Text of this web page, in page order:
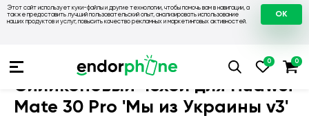
Этот сайт использует куки-файлы и другие технологии, чтобы помочь вам в навигации, а
также предоставить лучший пользовательский опыт, анализировать использование
наших продуктов и услуг, повысить качество рекламных и маркетинговых активностей.
OK
Чехлы на Huawei Чехол для
Силиконовый чехол для Huawei
Mate 30 Pro 'Мы из Украины v3'